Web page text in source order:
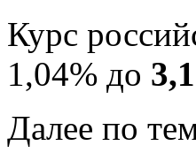
Курс
1,04% до
Далее по